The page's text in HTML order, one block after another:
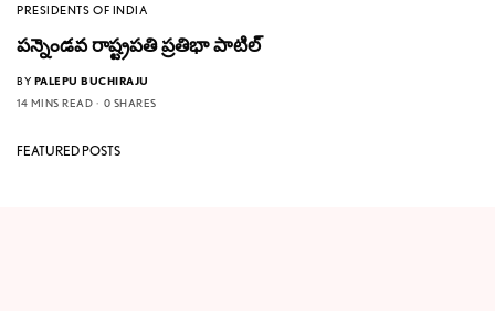
PRESIDENTS OF INDIA
పన్నెండవ రాష్ట్రపతి ప్రతిభా పాటిల్
BY PALEPU BUCHIRAJU
14 MINS READ
0 SHARES
FEATURED POSTS